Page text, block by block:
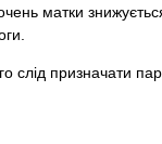
матки
слід призначати